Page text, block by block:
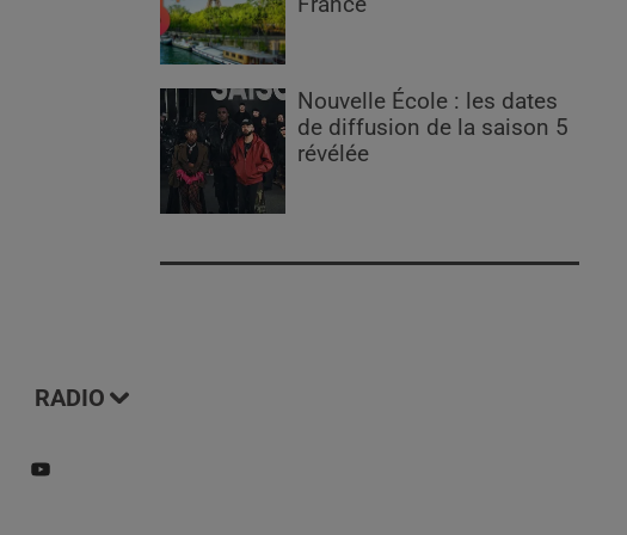
Nouvelle École : les dates
de diffusion de la saison 5
révélée
RADIO